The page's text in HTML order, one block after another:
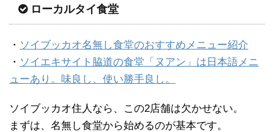
ローカルタイ食堂
・ ソイブッカオ名無し食堂のおすすめメニュー紹介
・ ソイエキサイト脇道の食堂「ヌアン」は日本語メニ
ューあり。味良し、使い勝手良し。
ソイブッカオ住人なら、この2店舗は欠かせない。
まずは、名無し食堂から始めるのが基本です。